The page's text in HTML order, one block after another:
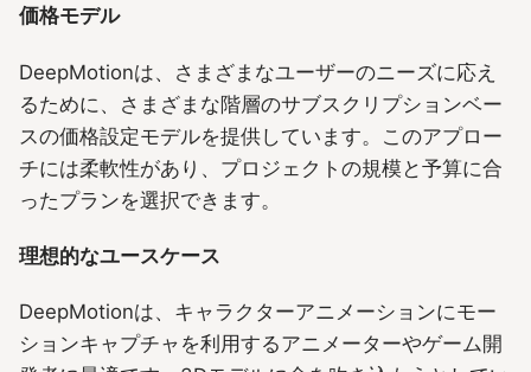
価格モデル
DeepMotionは、さまざまなユーザーのニーズに応え
るために、さまざまな階層のサブスクリプションベー
スの価格設定モデルを提供しています。このアプロー
チには柔軟性があり、プロジェクトの規模と予算に合
ったプランを選択できます。
理想的なユースケース
DeepMotionは、キャラクターアニメーションにモー
ションキャプチャを利用するアニメーターやゲーム開